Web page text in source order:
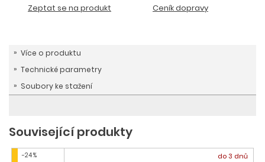
Zeptat se na produkt Ceník dopravy
Více o produktu
Technické parametry
Soubory ke stažení
Související produkty
-24 %
do 3 dnů